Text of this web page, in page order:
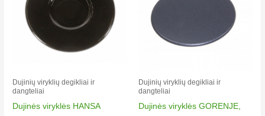
Dujinių viryklių degikliai ir
dangteliai​
Dujinės viryklės HANSA
Dujinių viryklių degikliai ir
dangteliai​
Dujinės viryklės GORENJE,